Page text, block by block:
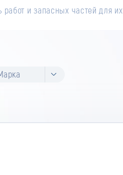
и запасных частей для их